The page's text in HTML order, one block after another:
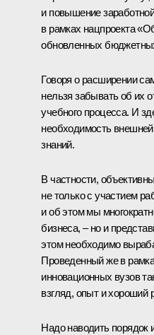
и повышение
в рамках нацпроекта
обновленных
Говоря о расширении
нельзя забывать об их
учебного процесса. И
необходимость
знаний.
В частности,
не только с участием
и об этом мы
бизнеса, – но и
этом необходимо
Проведенный же в
инновационных вузов
взгляд, опыт и хороший
Надо наводить порядок